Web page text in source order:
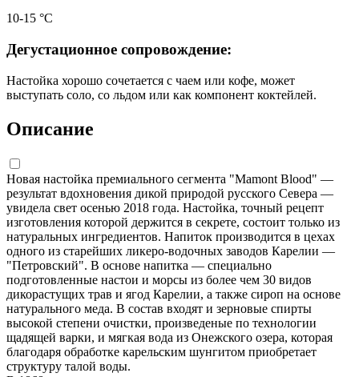
10-15 °С
Дегустационное сопровождение:
Настойка хорошо сочетается с чаем или кофе, может
выступать соло, со льдом или как компонент коктейлей.
Описание
Новая настойка премиального сегмента "Mamont Blood" —
результат вдохновения дикой природой русского Севера —
увидела свет осенью 2018 года. Настойка, точный рецепт
изготовления которой держится в секрете, состоит только из
натуральных ингредиентов. Напиток производится в цехах
одного из старейших ликеро-водочных заводов Карелии —
"Петровский". В основе напитка — специально
подготовленные настои и морсы из более чем 30 видов
дикорастущих трав и ягод Карелии, а также сироп на основе
натурального меда. В состав входят и зерновые спирты
высокой степени очистки, произведеные по технологии
щадящей варки, и мягкая вода из Онежского озера, которая
благодаря обработке карельским шунгитом приобретает
структуру талой воды.